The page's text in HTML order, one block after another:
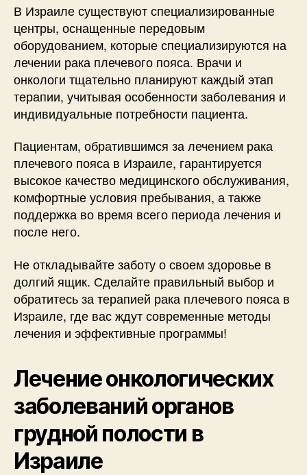
В Израиле существуют специализированные
центры, оснащенные передовым
оборудованием, которые специализируются на
лечении рака плечевого пояса. Врачи и
онкологи тщательно планируют каждый этап
терапии, учитывая особенности заболевания и
индивидуальные потребности пациента.
Пациентам, обратившимся за лечением рака
плечевого пояса в Израиле, гарантируется
высокое качество медицинского обслуживания,
комфортные условия пребывания, а также
поддержка во время всего периода лечения и
после него.
Не откладывайте заботу о своем здоровье в
долгий ящик. Сделайте правильный выбор и
обратитесь за терапией рака плечевого пояса в
Израиле, где вас ждут современные методы
лечения и эффективные программы!
Лечение онкологических
заболеваний органов
грудной полости в
Израиле